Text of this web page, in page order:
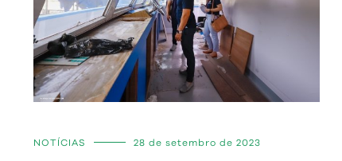
NOTÍCIAS 28 de setembro de 2023